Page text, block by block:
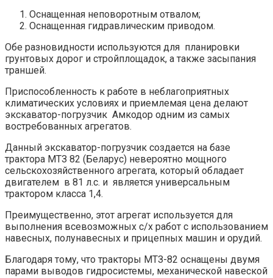
Оснащенная неповоротным отвалом;
Оснащенная гидравлическим приводом.
Обе разновидности используются для планировки
грунтовых дорог и стройплощадок, а также засыпания
траншей.
Приспособленность к работе в неблагоприятных
климатических условиях и приемлемая цена делают
экскаватор-погрузчик Амкодор одним из самых
востребованных агрегатов.
Данный экскаватор-погрузчик создается на базе
трактора МТЗ 82 (Беларус) невероятно мощного
сельскохозяйственного агрегата, который обладает
двигателем в 81 л.с. и является универсальным
трактором класса 1,4.
Преимущественно, этот агрегат используется для
выполнения всевозможных с/х работ с использованием
навесных, полунавесных и прицепных машин и орудий.
Благодаря тому, что тракторы МТЗ-82 оснащены двумя
парами выводов гидросистемы, механической навеской